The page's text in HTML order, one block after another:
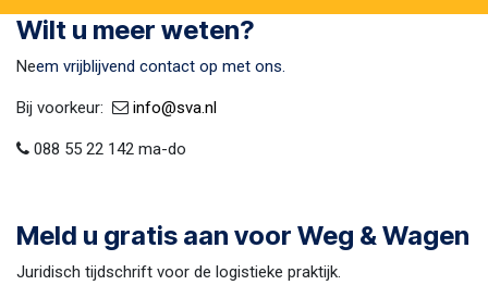
Wilt u meer weten?
Neem vrijblijvend contact op met ons.
Bij voorkeur:​ ​ info@sva​.nl
088 55 22 142 ma-do
Meld u gratis aan voor Weg & Wagen
Juridisch tijdschrift voor de logistieke praktijk.